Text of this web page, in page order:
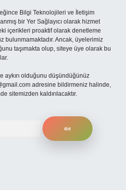
Bilgi Teknolojileri ve İletişim
bir Yer Sağlayıcı olarak hizmet
içerikleri proaktif olarak denetleme
bulunmamaktadır. Ancak, üyelerimiz
taşımakta olup, siteye üye olarak bu
aykırı olduğunu düşündüğünüz
adresine bildirmeniz halinde,
sitemizden kaldırılacaktır.